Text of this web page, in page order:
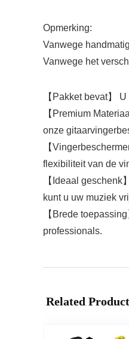
Opmerking:
Vanwege
Vanwege het
【Pakket bevat】
【Premium
onze
【
flexibiliteit van de
【Ideaal
kunt u uw muziek
【Brede
professionals.
Related